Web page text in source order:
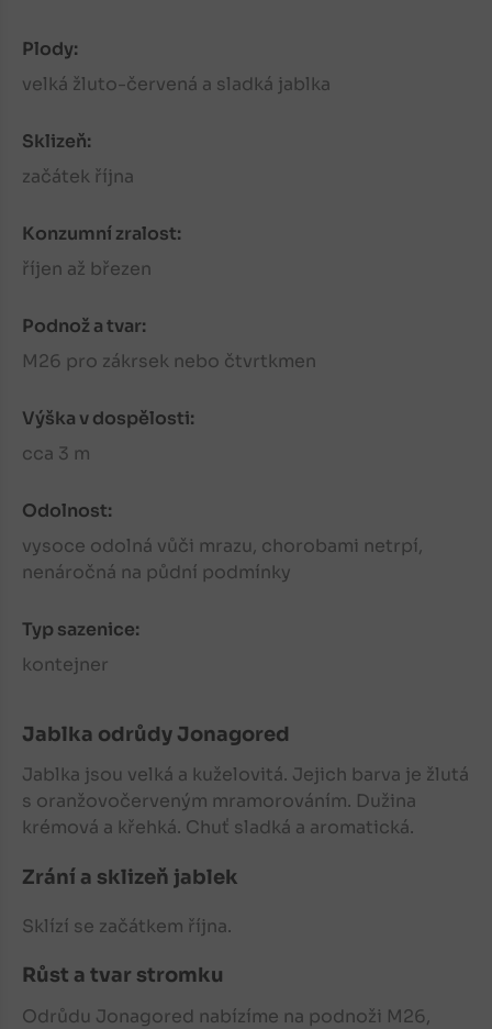
Plody:
velká žluto-červená a sladká jablka
Sklizeň:
začátek října
Konzumní zralost:
říjen až březen
Podnož a tvar:
M26 pro zákrsek nebo čtvrtkmen
Výška v dospělosti:
cca 3 m
Odolnost:
vysoce odolná vůči mrazu, chorobami netrpí,
nenáročná na půdní podmínky
Typ sazenice:
kontejner
Jablka odrůdy Jonagored
Jablka jsou velká a kuželovitá. Jejich barva je žlutá
s oranžovočerveným mramorováním. Dužina
krémová a křehká. Chuť sladká a aromatická.
Zrání a sklizeň jablek
Sklízí se začátkem října.
Růst a tvar stromku
Odrůdu Jonagored nabízíme na podnoži M26,